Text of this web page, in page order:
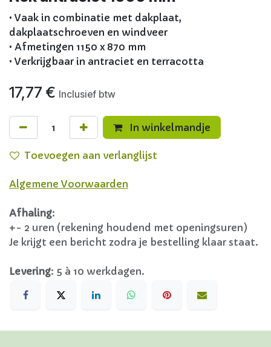
• Vaak in combinatie met dakplaat,
dakplaatschroeven en windveer
• Afmetingen 1150 x 870 mm
• Verkrijgbaar in antraciet en terracotta
17,77 € Inclusief btw
In winkelmandje
Toevoegen aan verlanglijst
Algemene Voorwaarden
Afhaling:
+- 2 uren (rekening houdend met openingsuren)
Je krijgt een bericht zodra je bestelling klaar staat.
Levering: 5 à 10 werkdagen.